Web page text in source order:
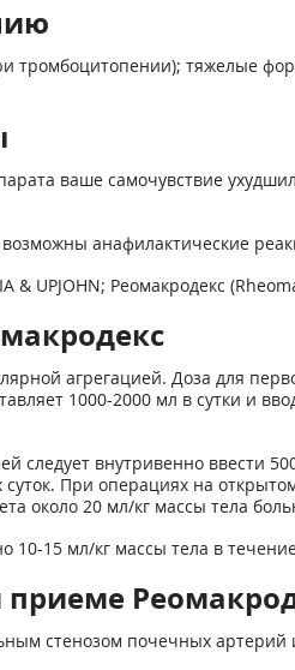
тяжелые
ваше самочувствие
анафилактические
& UPJOHN; Реомакродекс
агрегацией. Доза для
1000-2000 мл в сутки и
следует внутривенно ввести
При операциях на
около 20 мл/кг массы тела
10-15 мл/кг массы тела в
стенозом почечных